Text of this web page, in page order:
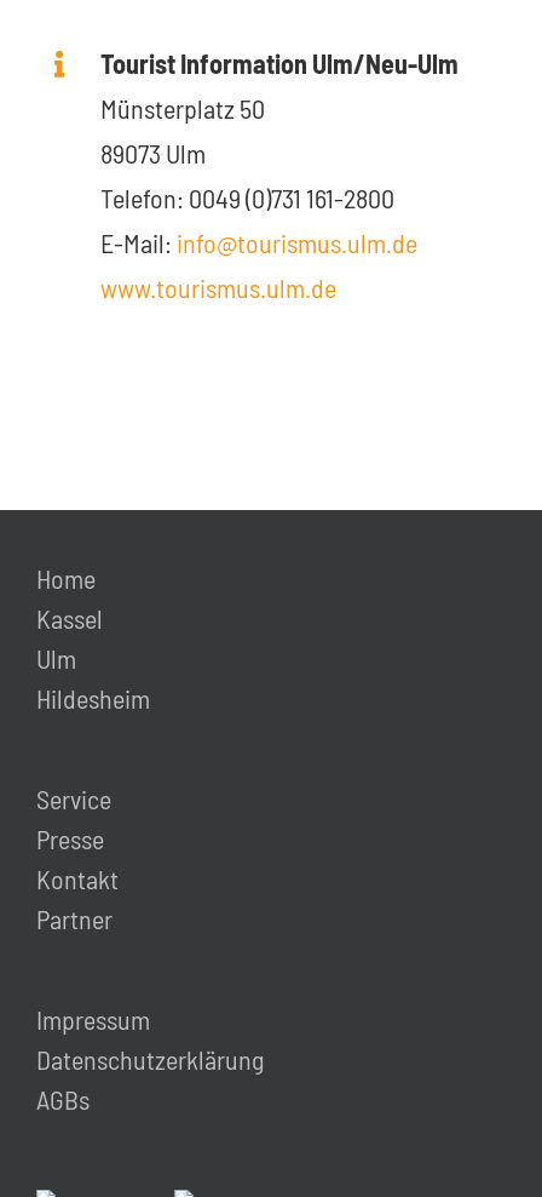
Tourist Information Ulm/Neu-Ulm
Münsterplatz 50
89073 Ulm
Telefon: 0049 (0)731 161-2800
E-Mail: info@tourismus.ulm.de
www.tourismus.ulm.de
Home
Kassel
Ulm
Hildesheim
Service
Presse
Kontakt
Partner
Impressum
Datenschutzerklärung
AGBs